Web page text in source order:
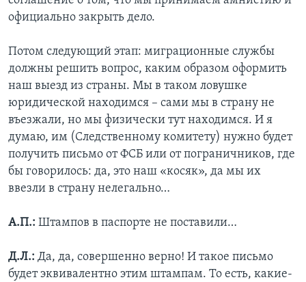
официально закрыть дело.
Потом следующий этап: миграционные службы
должны решить вопрос, каким образом оформить
наш выезд из страны. Мы в таком ловушке
юридической находимся – сами мы в страну не
въезжали, но мы физически тут находимся. И я
думаю, им (Следственному комитету) нужно будет
получить письмо от ФСБ или от пограничников, где
бы говорилось: да, это наш «косяк», да мы их
ввезли в страну нелегально…
А.П.: Штампов в паспорте не поставили…
Д.Л.: Да, да, совершенно верно! И такое письмо
будет эквивалентно этим штампам. То есть, какие-